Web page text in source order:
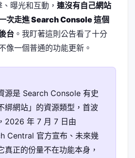
曝光和互動， 連沒有自己網站
次走進 Search Console 這個
台 。我盯著這則公告看了十分
像一個普通的功能更新。
源是 Search Console 有史
綁網站」的資源類型，首波
2026 年 7 月 7 日由
Central 官方宣布、未來幾
真正的份量不在功能本身，